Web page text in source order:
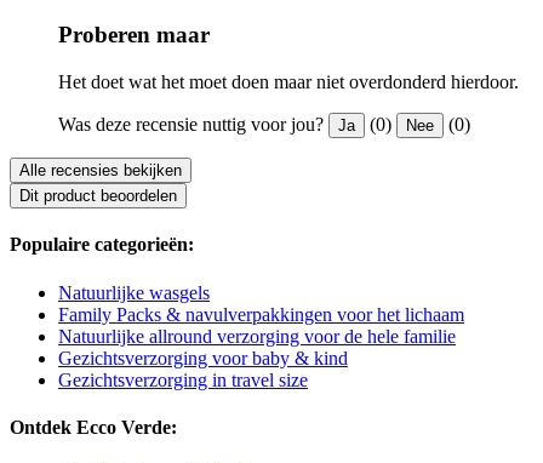
Proberen maar
Het doet wat het moet doen maar niet overdonderd hierdoor.
Was deze recensie nuttig voor jou? Ja (0) Nee (0)
Alle recensies bekijken
Dit product beoordelen
Populaire categorieën:
Natuurlijke wasgels
Family Packs & navulverpakkingen voor het lichaam
Natuurlijke allround verzorging voor de hele familie
Gezichtsverzorging voor baby & kind
Gezichtsverzorging in travel size
Ontdek Ecco Verde: